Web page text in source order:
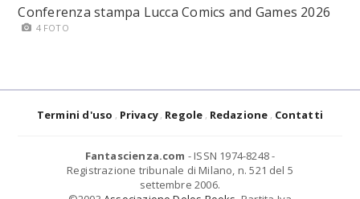
Conferenza stampa Lucca Comics and Games 2026
4 FOTO
Termini d'uso Privacy Regole Redazione Contatti
Fantascienza.com - ISSN 1974-8248 -
Registrazione tribunale di Milano, n. 521 del 5
settembre 2006.